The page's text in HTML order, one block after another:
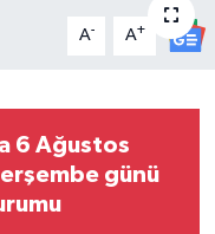
A- A+
6 Ağustos
günü